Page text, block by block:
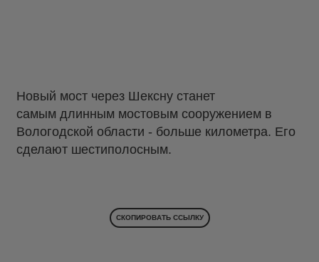
Новый мост через Шексну станет
самым длинным мостовым сооружением в
Вологодской области - больше километра. Его
сделают шестиполосным.
СКОПИРОВАТЬ ССЫЛКУ